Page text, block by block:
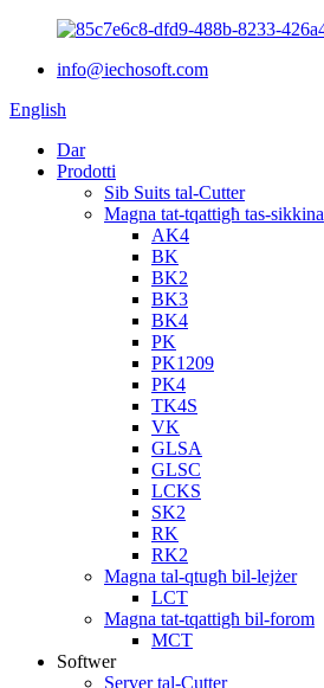
info@iechosoft.com
English
Dar
Prodotti
Sib Suits tal-Cutter
Magna tat-tqattigħ tas-sikkina
AK4
BK
BK2
BK3
BK4
PK
PK1209
PK4
TK4S
VK
GLSA
GLSC
LCKS
SK2
RK
RK2
Magna tal-qtugħ bil-lejżer
LCT
Magna tat-tqattigħ bil-forom
MCT
Softwer
Server tal-Cutter